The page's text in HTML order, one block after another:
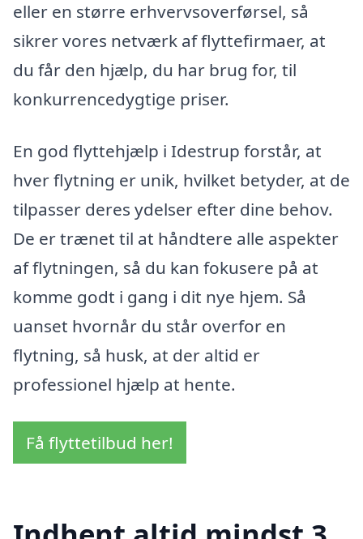
eller en større erhvervsoverførsel, så
sikrer vores netværk af flyttefirmaer, at
du får den hjælp, du har brug for, til
konkurrencedygtige priser.
En god flyttehjælp i Idestrup forstår, at
hver flytning er unik, hvilket betyder, at de
tilpasser deres ydelser efter dine behov.
De er trænet til at håndtere alle aspekter
af flytningen, så du kan fokusere på at
komme godt i gang i dit nye hjem. Så
uanset hvornår du står overfor en
flytning, så husk, at der altid er
professionel hjælp at hente.
Få flyttetilbud her!